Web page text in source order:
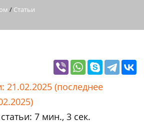
/ Статьи
21.02.2025 (последнее
7 мин., 3 сек.